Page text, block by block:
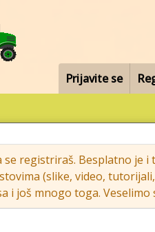
Prijavite se
registriraš. Besplatno je
(slike, video,
i još mnogo toga.